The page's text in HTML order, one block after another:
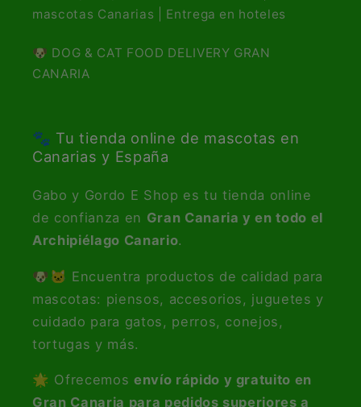
mascotas Canarias | Entrega en hoteles
🐶 DOG & CAT FOOD DELIVERY GRAN
CANARIA
🐾 Tu tienda online de mascotas en
Canarias y España
Gabo y Gordo E Shop es tu tienda online
de confianza en Gran Canaria y en todo el
Archipiélago Canario.
🐶🐱 Encuentra productos de calidad para
mascotas: piensos, accesorios, juguetes y
cuidado para gatos, perros, conejos,
tortugas y más.
🌟 Ofrecemos envío rápido y gratuito en
Gran Canaria para pedidos superiores a